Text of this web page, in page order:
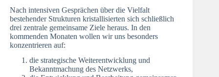
Nach intensiven Gesprächen über die Vielfalt
bestehender Strukturen kristallisierten sich schließlich
drei zentrale gemeinsame Ziele heraus. In den
kommenden Monaten wollen wir uns besonders
konzentrieren auf:
die strategische Weiterentwicklung und
Bekanntmachung des Netzwerks,